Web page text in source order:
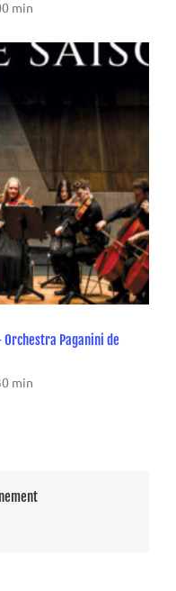
min
Paganini de
min